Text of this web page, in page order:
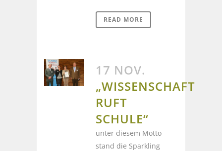
READ MORE
17 NOV.
„WISSENSCHAFT
RUFT
SCHULE“
unter diesem Motto
stand die Sparkling